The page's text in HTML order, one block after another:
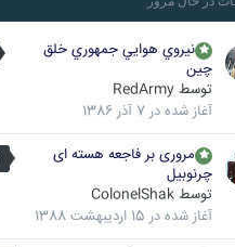
نيروي هوايي جمهوري خلق
چين
توسط RedArmy
آغاز شده در 7 آذر 1386
مروری بر فاجعه هسته ای
چرنوبیل
توسط ColonelShak
آغاز شده در 15 اردیبهشت 1388